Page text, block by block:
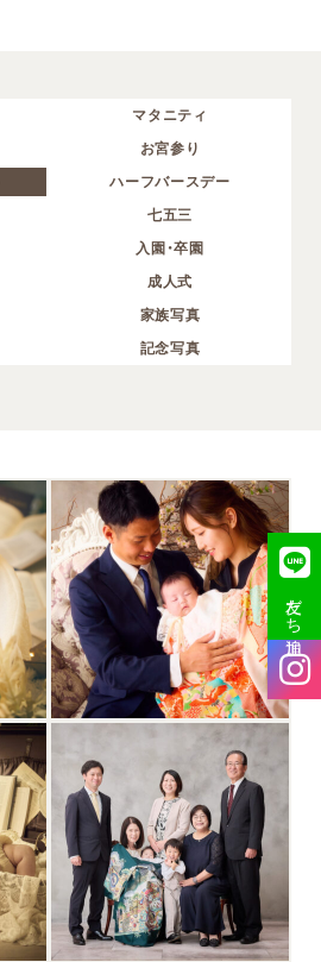
マタニティ
お宮参り
ハーフバースデー
七五三
入園・卒園
成人式
家族写真
記念写真
友だち追加